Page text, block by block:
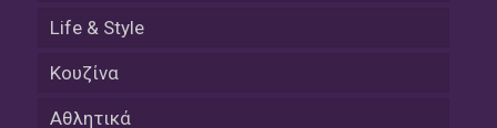
Life & Style
Κουζίνα
Αθλητικά